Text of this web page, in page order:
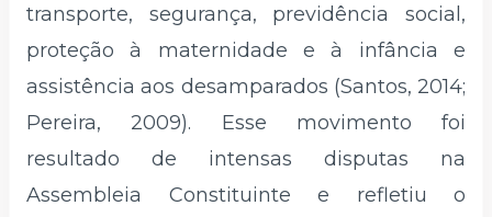
transporte, segurança, previdência social,
proteção à maternidade e à infância e
assistência aos desamparados (Santos, 2014;
Pereira, 2009). Esse movimento foi
resultado de intensas disputas na
Assembleia Constituinte e refletiu o